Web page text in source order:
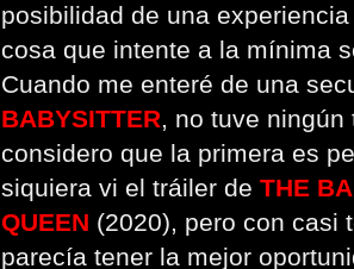
posibilidad de una
cosa que intente a la mínima
Cuando me enteré de una
BABYSITTER, no tuve
considero que la primera es
siquiera vi el tráiler de THE
QUEEN (2020), pero con casi
parecía tener la mejor